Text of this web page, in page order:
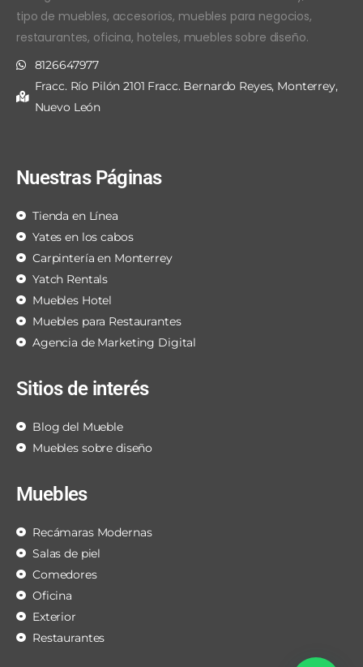
tipo de muebles, accesorios, muebles para negocios,
restaurantes, oficina, hoteles, muebles sobre diseño.
8126647977
Fracc. Río Pilón 2101 Fracc. Bernardo Reyes, Monterrey,
Nuevo León
Nuestras Páginas
Tienda en Línea
Yates en los cabos
Carpintería en Monterrey
Yatch Rentals
Muebles Hotel
Muebles para Restaurantes
Agencia de Marketing Digital
Sitios de interés
Blog del Mueble
Muebles sobre diseño
Muebles
Recámaras Modernas
Salas de piel
Comedores
Oficina
Exterior
Restaurantes